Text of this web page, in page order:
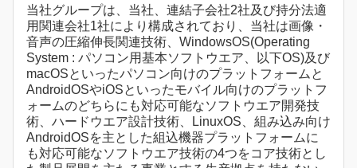
当社グループは、当社、連結子会社2社及び持分法適
用関連会社1社により構成されており、当社は画像・
音声の圧縮伸長関連技術、WindowsOS(Operating
System : パソコン用基本ソフトウエア、以下OS)及び
macOSといったパソコン向けのプラットフォームと
AndroidOSやiOSといったモバイル向けのプラットフ
ォームのどちらにも対応可能なソフトウエア開発技
術、ハードウエア設計技術、LinuxOS、組み込み向け
AndroidOSを主とした組込機器プラットフォームに
も対応可能なソフトウエア技術の4つをコア技術とし